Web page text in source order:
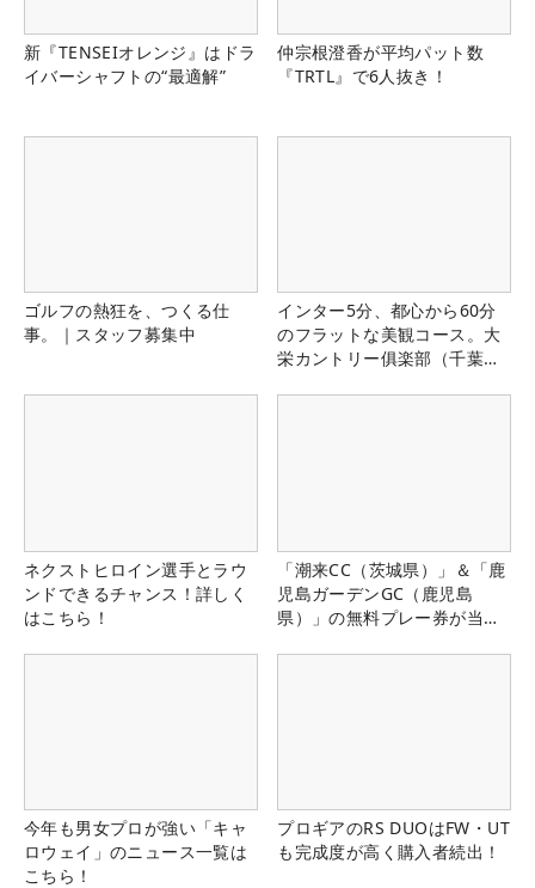
新『TENSEIオレンジ』はドラ
イバーシャフトの“最適解”
仲宗根澄香が平均パット数
『TRTL』で6人抜き！
ゴルフの熱狂を、つくる仕
事。｜スタッフ募集中
インター5分、都心から60分
のフラットな美観コース。大
栄カントリー俱楽部（千葉
ネクストヒロイン選手とラウ
ンドできるチャンス！詳しく
はこちら！
「潮来CC（茨城県）」＆「鹿
児島ガーデンGC（鹿児島
県）」の無料プレー券が当た
今年も男女プロが強い「キャ
ロウェイ」のニュース一覧は
こちら！
プロギアのRS DUOはFW・UT
も完成度が高く購入者続出！